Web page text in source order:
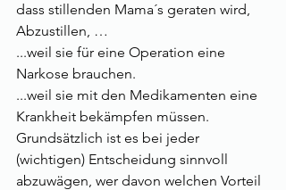
dass stillenden Mama´s geraten wird,
Abzustillen, …
...weil sie für eine Operation eine
Narkose brauchen.
...weil sie mit den Medikamenten eine
Krankheit bekämpfen müssen.
Grundsätzlich ist es bei jeder
(wichtigen) Entscheidung sinnvoll
abzuwägen, wer davon welchen Vorteil